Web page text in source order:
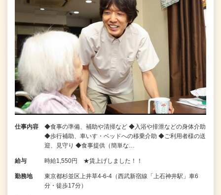
仕事内容
◆食事の準備、補助や清掃など ◆入浴や排泄などの身体介助
◆歩行補助、車いす・ベッドへの移乗介助 ◆ご利用者様の送
迎、見守り ◆食事提供（簡単な…
給与 時給1,550円 ★賃上げしました！！
勤務地
東京都杉並区上井草4-6-4（西武新宿線「上石神井駅」車6
分・徒歩17分）